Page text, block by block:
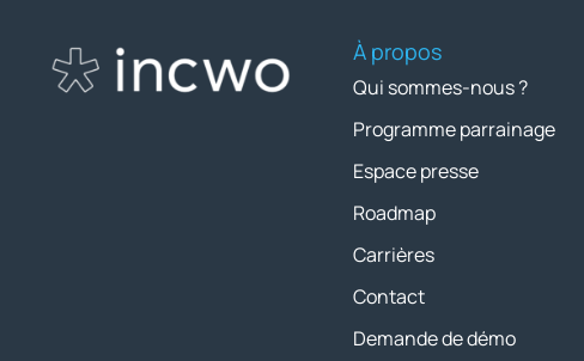
À propos
Qui sommes-nous ?
Programme parrainage
Espace presse
Roadmap
Carrières
Contact
Demande de démo